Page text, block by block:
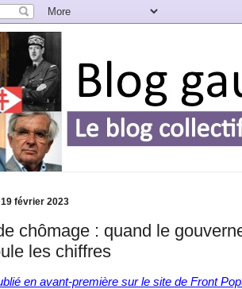
février 2023
chômage : quand le
les chiffres
en avant-première sur le site de Front